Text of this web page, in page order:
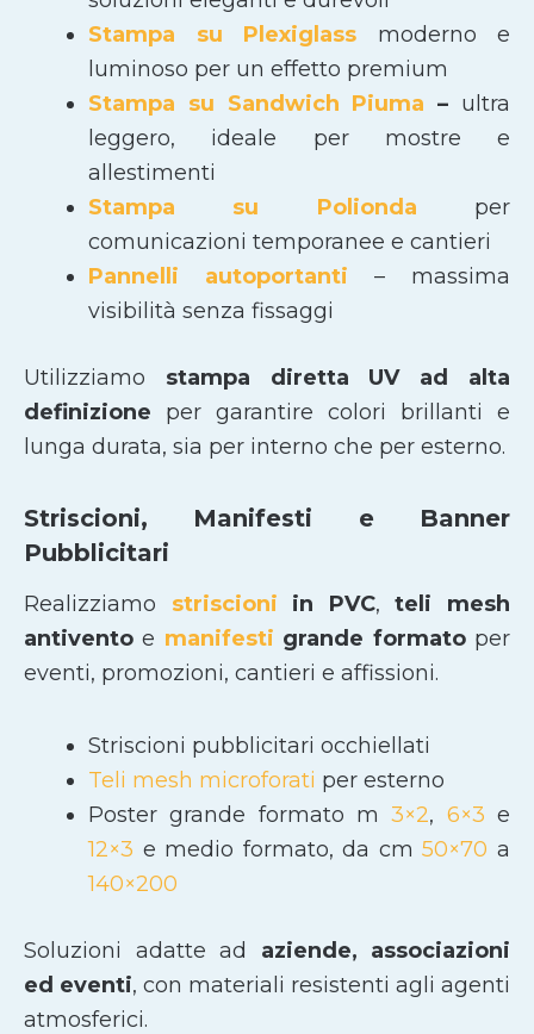
Stampa su Plexiglass moderno e
luminoso per un effetto premium
Stampa su Sandwich Piuma – ultra
leggero, ideale per mostre e
allestimenti
Stampa su Polionda per
comunicazioni temporanee e cantieri
Pannelli autoportanti – massima
visibilità senza fissaggi
Utilizziamo stampa diretta UV ad alta
definizione per garantire colori brillanti e
lunga durata, sia per interno che per esterno.
Striscioni, Manifesti e Banner
Pubblicitari
Realizziamo striscioni in PVC,teli mesh
antivento e manifesti grande formatoper
eventi, promozioni, cantieri e affissioni.
Striscioni pubblicitari occhiellati
Teli mesh microforati per esterno
Poster grande formato m3×2, 6×3 e
12×3 e medio formato, da cm50×70 a
140×200
Soluzioni adatte ad aziende, associazioni
ed eventi, con materiali resistenti agli agenti
atmosferici.